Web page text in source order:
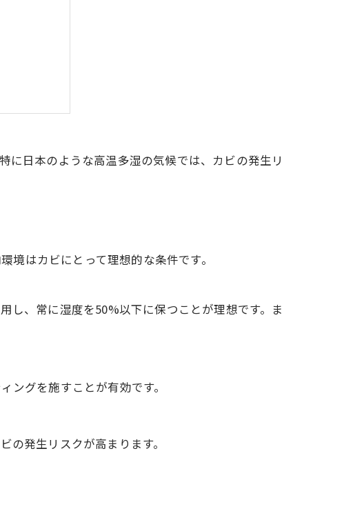
に日本のような高温多湿の気候では、カビの発生リ
はカビにとって理想的な条件です。
し、常に湿度を50%以下に保つことが理想です。ま
グを施すことが有効です。
発生リスクが高まります。